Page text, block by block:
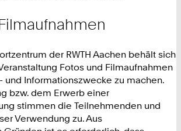
der RWTH Aachen behält sich
Fotos und Filmaufnahmen
und Informationszwecke zu machen.
bzw. dem Erwerb einer
stimmen die Teilnehmenden und
Verwendung zu. Aus